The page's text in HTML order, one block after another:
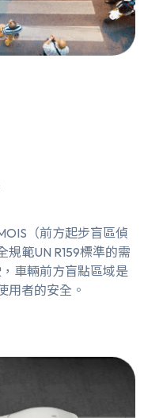
（前方起步盲區偵
範UN R159標準的需
車輛前方盲點區域是
用者的安全。